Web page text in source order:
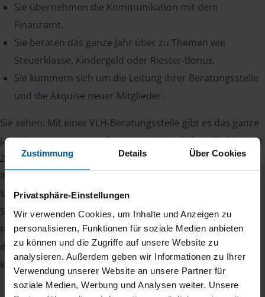
Zustimmung Details Über Cookies
Privatsphäre-Einstellungen
Wir verwenden Cookies, um Inhalte und Anzeigen zu
personalisieren, Funktionen für soziale Medien anbieten
zu können und die Zugriffe auf unsere Website zu
analysieren. Außerdem geben wir Informationen zu Ihrer
Verwendung unserer Website an unsere Partner für
soziale Medien, Werbung und Analysen weiter. Unsere
Sie übernehmen die Kommunikation mit dem
Finanzamt.
Sie beraten das ganze Jahr über zu Themen wie
Steuerklasse, Kindergeld oder Riester-Bonus.
Sie kümmern sich um die Leitung Ihrer Beratungsstelle
und die Akquise neuer Mitglieder.
Sie sehen: Mit einer VLH-Beratungsstelle gibt es das ganze
Jahr über etwas zu tun. Denn zum einen haben Sie bis zum
28. Februar des Folgejahres Zeit, die Steuererklärung für
Ihre Mitglieder abzugeben, zum anderen kommen
Mitglieder auch während des Jahres mit Steuerfragen auf
Sie zu. Ihr Vorteil: Zufriedene Mitglieder bleiben viele Jahre
treu und sorgen für Planungssicherheit. Somit kennt man
den eigenen Bestand und kann damit zuverlässig das
kommende Jahr kalkulieren.